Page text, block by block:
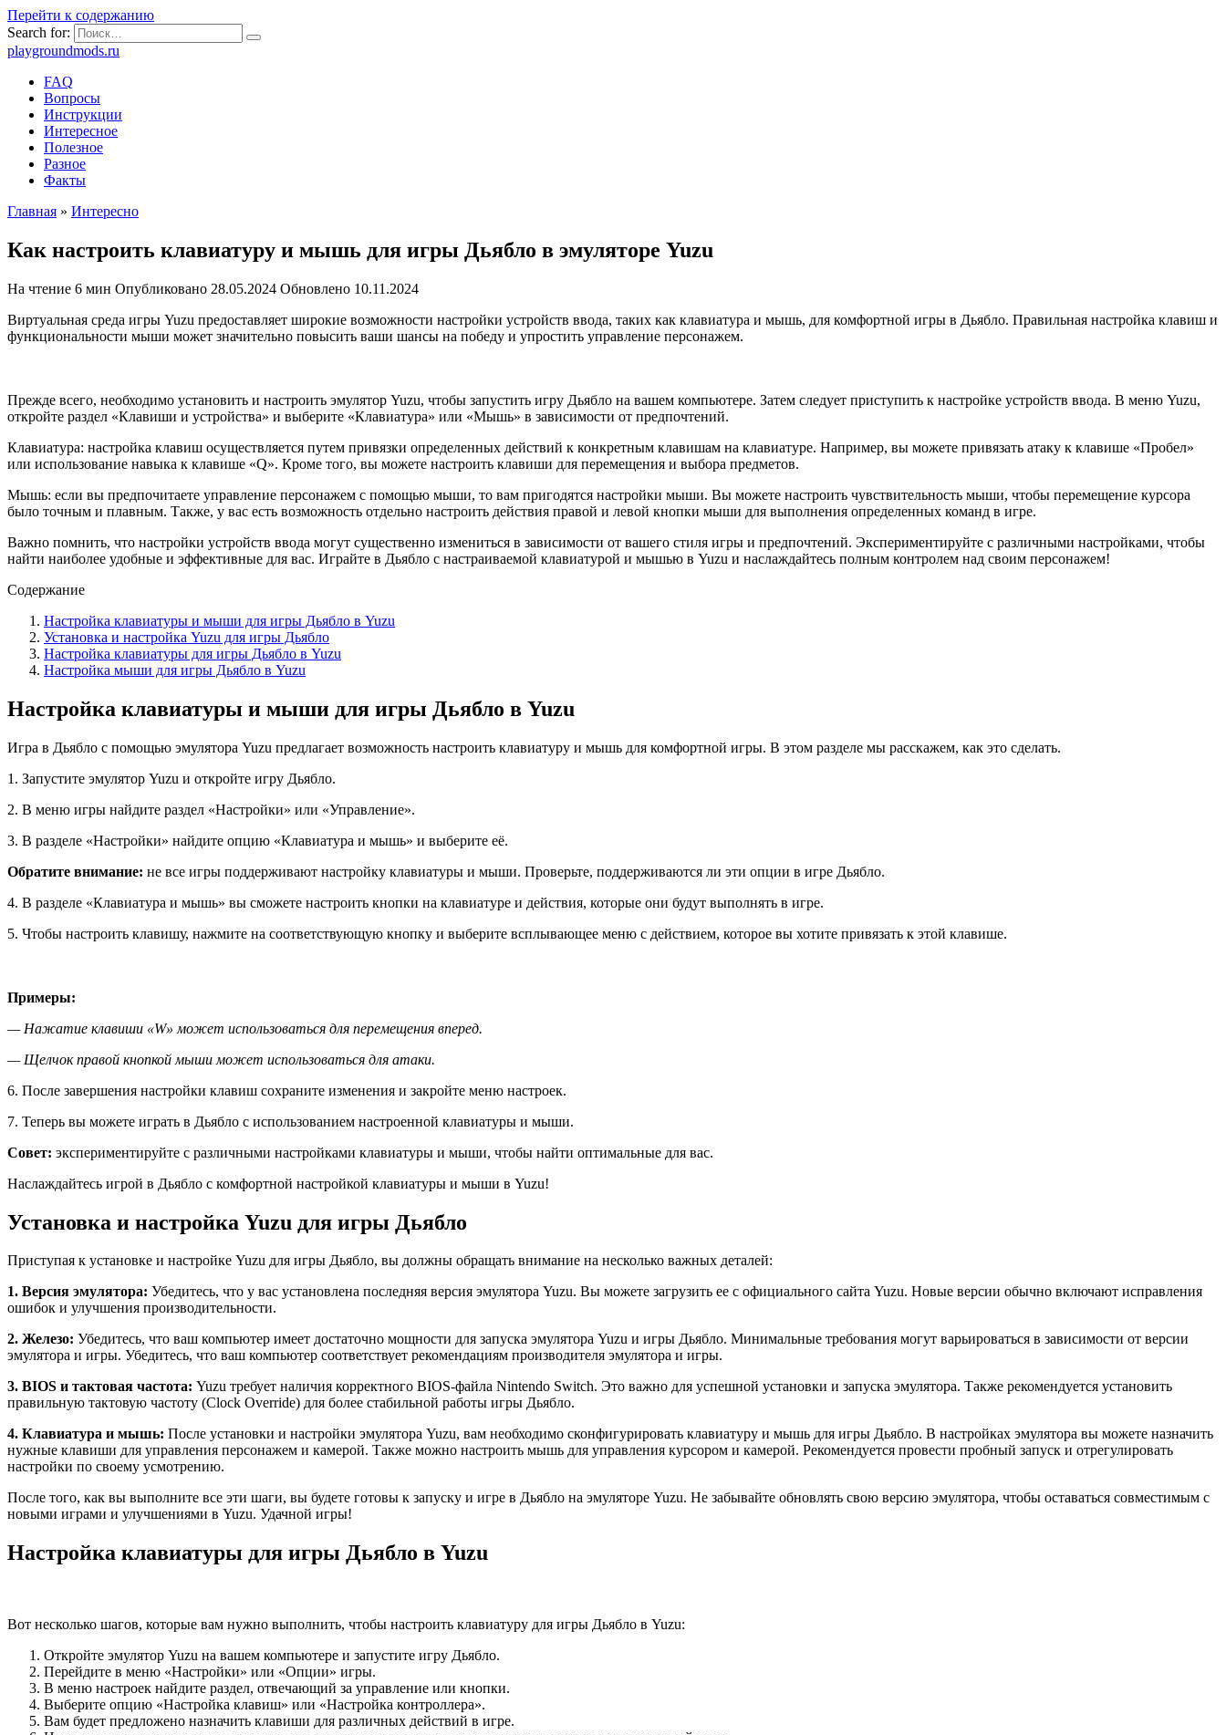
Перейти к содержанию
Search for:
playgroundmods.ru
FAQ
Вопросы
Инструкции
Интересное
Полезное
Разное
Факты
Главная » Интересно
Как настроить клавиатуру и мышь для игры Дьябло в эмуляторе Yuzu
На чтение 6 мин Опубликовано 28.05.2024 Обновлено 10.11.2024
Виртуальная среда игры Yuzu предоставляет широкие возможности настройки устройств ввода, таких как клавиатура и мышь, для комфортной игры в Дьябло. Правильная настройка клавиш и
функциональности мыши может значительно повысить ваши шансы на победу и упростить управление персонажем.
Прежде всего, необходимо установить и настроить эмулятор Yuzu, чтобы запустить игру Дьябло на вашем компьютере. Затем следует приступить к настройке устройств ввода. В меню Yuzu,
откройте раздел «Клавиши и устройства» и выберите «Клавиатура» или «Мышь» в зависимости от предпочтений.
Клавиатура: настройка клавиш осуществляется путем привязки определенных действий к конкретным клавишам на клавиатуре. Например, вы можете привязать атаку к клавише «Пробел»
или использование навыка к клавише «Q». Кроме того, вы можете настроить клавиши для перемещения и выбора предметов.
Мышь: если вы предпочитаете управление персонажем с помощью мыши, то вам пригодятся настройки мыши. Вы можете настроить чувствительность мыши, чтобы перемещение курсора
было точным и плавным. Также, у вас есть возможность отдельно настроить действия правой и левой кнопки мыши для выполнения определенных команд в игре.
Важно помнить, что настройки устройств ввода могут существенно измениться в зависимости от вашего стиля игры и предпочтений. Экспериментируйте с различными настройками, чтобы
найти наиболее удобные и эффективные для вас. Играйте в Дьябло с настраиваемой клавиатурой и мышью в Yuzu и наслаждайтесь полным контролем над своим персонажем!
Содержание
Настройка клавиатуры и мыши для игры Дьябло в Yuzu
Установка и настройка Yuzu для игры Дьябло
Настройка клавиатуры для игры Дьябло в Yuzu
Настройка мыши для игры Дьябло в Yuzu
Настройка клавиатуры и мыши для игры Дьябло в Yuzu
Игра в Дьябло с помощью эмулятора Yuzu предлагает возможность настроить клавиатуру и мышь для комфортной игры. В этом разделе мы расскажем, как это сделать.
1. Запустите эмулятор Yuzu и откройте игру Дьябло.
2. В меню игры найдите раздел «Настройки» или «Управление».
3. В разделе «Настройки» найдите опцию «Клавиатура и мышь» и выберите её.
Обратите внимание: не все игры поддерживают настройку клавиатуры и мыши. Проверьте, поддерживаются ли эти опции в игре Дьябло.
4. В разделе «Клавиатура и мышь» вы сможете настроить кнопки на клавиатуре и действия, которые они будут выполнять в игре.
5. Чтобы настроить клавишу, нажмите на соответствующую кнопку и выберите всплывающее меню с действием, которое вы хотите привязать к этой клавише.
Примеры:
— Нажатие клавиши «W» может использоваться для перемещения вперед.
— Щелчок правой кнопкой мыши может использоваться для атаки.
6. После завершения настройки клавиш сохраните изменения и закройте меню настроек.
7. Теперь вы можете играть в Дьябло с использованием настроенной клавиатуры и мыши.
Совет: экспериментируйте с различными настройками клавиатуры и мыши, чтобы найти оптимальные для вас.
Наслаждайтесь игрой в Дьябло с комфортной настройкой клавиатуры и мыши в Yuzu!
Установка и настройка Yuzu для игры Дьябло
Приступая к установке и настройке Yuzu для игры Дьябло, вы должны обращать внимание на несколько важных деталей:
1. Версия эмулятора: Убедитесь, что у вас установлена последняя версия эмулятора Yuzu. Вы можете загрузить ее с официального сайта Yuzu. Новые версии обычно включают исправления
ошибок и улучшения производительности.
2. Железо: Убедитесь, что ваш компьютер имеет достаточно мощности для запуска эмулятора Yuzu и игры Дьябло. Минимальные требования могут варьироваться в зависимости от версии
эмулятора и игры. Убедитесь, что ваш компьютер соответствует рекомендациям производителя эмулятора и игры.
3. BIOS и тактовая частота: Yuzu требует наличия корректного BIOS-файла Nintendo Switch. Это важно для успешной установки и запуска эмулятора. Также рекомендуется установить
правильную тактовую частоту (Clock Override) для более стабильной работы игры Дьябло.
4. Клавиатура и мышь: После установки и настройки эмулятора Yuzu, вам необходимо сконфигурировать клавиатуру и мышь для игры Дьябло. В настройках эмулятора вы можете назначить
нужные клавиши для управления персонажем и камерой. Также можно настроить мышь для управления курсором и камерой. Рекомендуется провести пробный запуск и отрегулировать
настройки по своему усмотрению.
После того, как вы выполните все эти шаги, вы будете готовы к запуску и игре в Дьябло на эмуляторе Yuzu. Не забывайте обновлять свою версию эмулятора, чтобы оставаться совместимым с
новыми играми и улучшениями в Yuzu. Удачной игры!
Настройка клавиатуры для игры Дьябло в Yuzu
Вот несколько шагов, которые вам нужно выполнить, чтобы настроить клавиатуру для игры Дьябло в Yuzu:
Откройте эмулятор Yuzu на вашем компьютере и запустите игру Дьябло.
Перейдите в меню «Настройки» или «Опции» игры.
В меню настроек найдите раздел, отвечающий за управление или кнопки.
Выберите опцию «Настройка клавиш» или «Настройка контроллера».
Вам будет предложено назначить клавиши для различных действий в игре.